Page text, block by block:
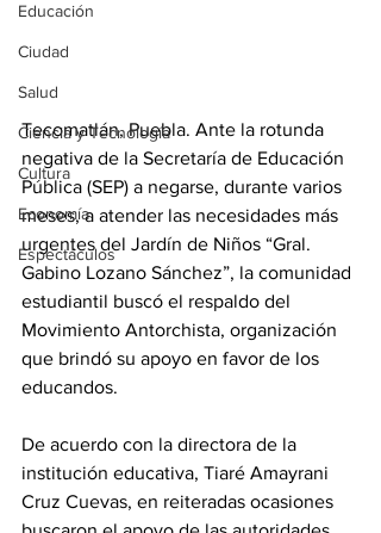
Educación
Ciudad
Salud
Ciencia y Tecnología
Cultura
Economía
Espectáculos
Tecomatlán, Puebla. Ante la rotunda
negativa de la Secretaría de Educación
Pública (SEP) a negarse, durante varios
meses, a atender las necesidades más
urgentes del Jardín de Niños “Gral.
Gabino Lozano Sánchez”, la comunidad
estudiantil buscó el respaldo del
Movimiento Antorchista, organización
que brindó su apoyo en favor de los
educandos.
De acuerdo con la directora de la
institución educativa, Tiaré Amayrani
Cruz Cuevas, en reiteradas ocasiones